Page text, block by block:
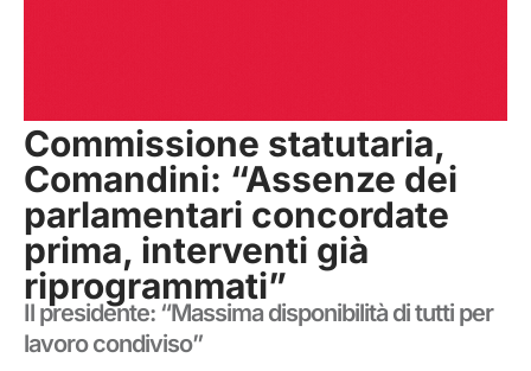
Commissione statutaria,
Comandini: “Assenze dei
parlamentari concordate
prima, interventi già
riprogrammati”
Il presidente: “Massima disponibilità di tutti per
lavoro condiviso”